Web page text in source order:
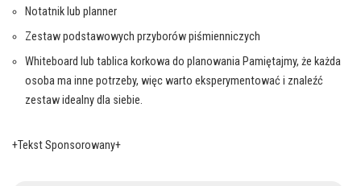
Notatnik lub planner
Zestaw podstawowych przyborów piśmienniczych
Whiteboard lub tablica korkowa do planowania Pamiętajmy, że każda
osoba ma inne potrzeby, więc warto eksperymentować i znaleźć
zestaw idealny dla siebie.
+Tekst Sponsorowany+